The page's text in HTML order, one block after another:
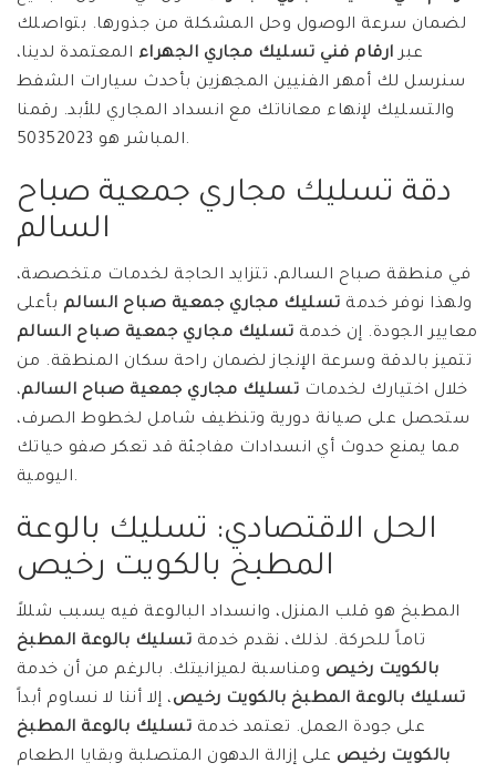
لضمان سرعة الوصول وحل المشكلة من جذورها. بتواصلك
عبر ارقام فني تسليك مجاري الجهراء المعتمدة لدينا،
سنرسل لك أمهر الفنيين المجهزين بأحدث سيارات الشفط
والتسليك لإنهاء معاناتك مع انسداد المجاري للأبد. رقمنا
المباشر هو 50352023.
دقة تسليك مجاري جمعية صباح
السالم
في منطقة صباح السالم، تتزايد الحاجة لخدمات متخصصة،
ولهذا نوفر خدمة تسليك مجاري جمعية صباح السالم بأعلى
معايير الجودة. إن خدمة تسليك مجاري جمعية صباح السالم
تتميز بالدقة وسرعة الإنجاز لضمان راحة سكان المنطقة. من
خلال اختيارك لخدمات تسليك مجاري جمعية صباح السالم،
ستحصل على صيانة دورية وتنظيف شامل لخطوط الصرف،
مما يمنع حدوث أي انسدادات مفاجئة قد تعكر صفو حياتك
اليومية.
الحل الاقتصادي: تسليك بالوعة
المطبخ بالكويت رخيص
المطبخ هو قلب المنزل، وانسداد البالوعة فيه يسبب شللاً
تاماً للحركة. لذلك، نقدم خدمة تسليك بالوعة المطبخ
بالكويت رخيص ومناسبة لميزانيتك. بالرغم من أن خدمة
تسليك بالوعة المطبخ بالكويت رخيص، إلا أننا لا نساوم أبداً
على جودة العمل. تعتمد خدمة تسليك بالوعة المطبخ
بالكويت رخيص على إزالة الدهون المتصلبة وبقايا الطعام